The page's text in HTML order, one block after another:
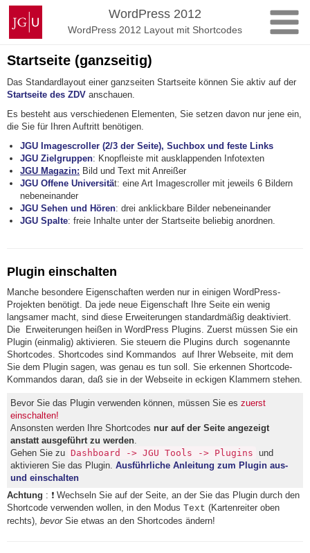
Zum
Inhalt
springen
Johannes
Gutenberg-
Universität
Mainz
WordPress 2012
WordPress 2012 Layout mit Shortcodes
Startseite (ganzseitig)
Das Standardlayout einer ganzseiten Startseite können Sie aktiv auf der
Startseite des ZDV anschauen.
Es besteht aus verschiedenen Elementen, Sie setzen davon nur jene ein,
die Sie für Ihren Auftritt benötigen.
JGU Imagescroller (2/3 der Seite), Suchbox und feste Links
JGU Zielgruppen: Knopfleiste mit ausklappenden Infotexten
JGU Magazin: Bild und Text mit Anreißer
JGU Offene Universität: eine Art Imagescroller mit jeweils 6 Bildern
nebeneinander
JGU Sehen und Hören: drei anklickbare Bilder nebeneinander
JGU Spalte: freie Inhalte unter der Startseite beliebig anordnen.
Plugin einschalten
Manche besondere Eigenschaften werden nur in einigen WordPress-
Projekten benötigt. Da jede neue Eigenschaft Ihre Seite ein wenig
langsamer macht, sind diese Erweiterungen standardmäßig deaktiviert.
Die Erweiterungen heißen in WordPress Plugins. Zuerst müssen Sie ein
Plugin (einmalig) aktivieren. Sie steuern die Plugins durch sogenannte
Shortcodes. Shortcodes sind Kommandos auf Ihrer Webseite, mit dem
Sie dem Plugin sagen, was genau es tun soll. Sie erkennen Shortcode-
Kommandos daran, daß sie in der Webseite in eckigen Klammern stehen.
Bevor Sie das Plugin verwenden können, müssen Sie eszuerst
einschalten!
Ansonsten werden Ihre Shortcodes nur auf der Seite angezeigt
anstatt ausgeführt zu werden
Gehen Sie zu Dashboard -> JGU Tools -> Plugins und
aktivieren Sie das Plugin. Ausführliche Anleitung zum Plugin aus-
und einschalten
Achtung : ❗ Wechseln Sie auf der Seite, an der Sie das Plugin durch den
Shortcode verwenden wollen, in den Modus Text (Kartenreiter oben
rechts), bevorSie etwas an den Shortcodes ändern!